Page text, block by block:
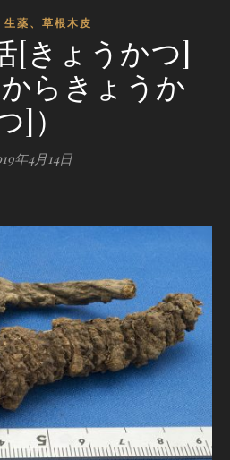
生薬、草根木皮
[きょうかつ]
からきょうか
]）
年4月14日